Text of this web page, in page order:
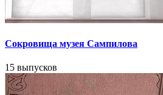
Сокровища музея Сампилова
15 выпусков